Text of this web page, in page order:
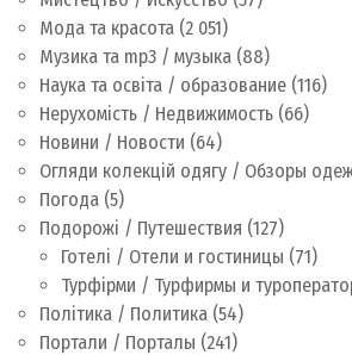
Мода та красота (2 051)
Музика та mp3 / музыка (88)
Наука та освіта / образование (116)
Нерухомість / Недвижимость (66)
Новини / Новости (64)
Огляди колекцій одягу / Обзоры
Погода (5)
Подорожі / Путешествия (127)
Готелі / Отели и гостиницы (71)
Турфірми / Турфирмы и
Політика / Политика (54)
Портали / Порталы (241)